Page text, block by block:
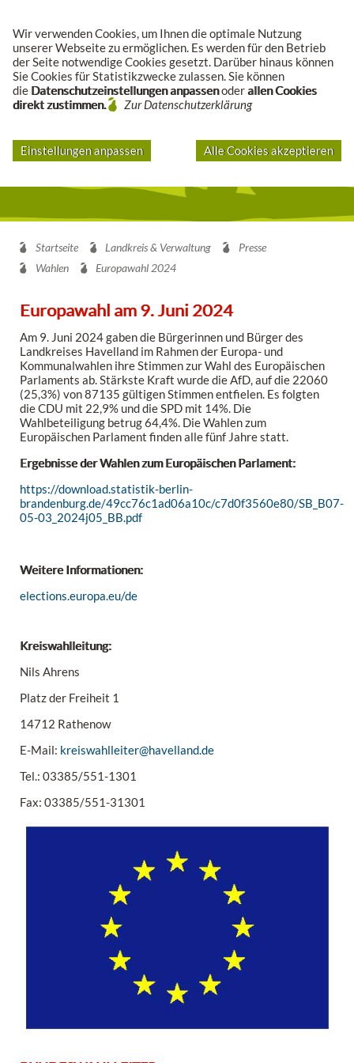
Wir verwenden Cookies, um Ihnen die optimale Nutzung
unserer Webseite zu ermöglichen. Es werden für den Betrieb
der Seite notwendige Cookies gesetzt. Darüber hinaus können
Sie Cookies für Statistikzwecke zulassen. Sie können
die Datenschutzeinstellungen anpassenoderallen Cookies
direkt zustimmen.
Zur Datenschutzerklärung
Einstellungen anpassen Alle Cookies akzeptieren
Startseite Landkreis & Verwaltung
Presse
Wahlen
Europawahl 2024
Europawahl am 9. Juni 2024
Am 9. Juni 2024 gaben die Bürgerinnen und Bürger des
Landkreises Havelland im Rahmen der Europa- und
Kommunalwahlen ihre Stimmen zur Wahl des Europäischen
Parlaments ab. Stärkste Kraft wurde die AfD, auf die 22060
(25,3%) von 87135 gültigen Stimmen entfielen. Es folgten
die CDU mit 22,9% und die SPD mit 14%. Die
Wahlbeteiligung betrug 64,4%. Die Wahlen zum
Europäischen Parlament finden alle fünf Jahre statt.
Ergebnisse der Wahlen zum Europäischen Parlament:
https://download.statistik-berlin-
brandenburg.de/49cc76c1ad06a10c/c7d0f3560e80/SB_B07-
05-03_2024j05_BB.pdf
Weitere Informationen:
elections.europa.eu/de
Kreiswahlleitung:
Nils Ahrens
Platz der Freiheit 1
14712 Rathenow
E-Mail: kreiswahlleiter@havelland.de
Tel.: 03385/551-1301
Fax: 03385/551-31301